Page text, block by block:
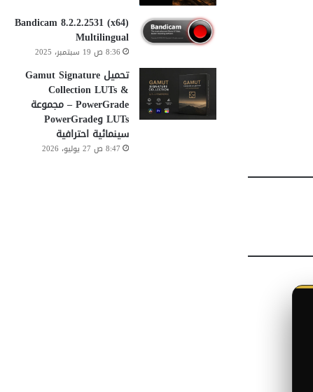
Bandicam 8.2.2.2531 (x64)
Multilingual
8:36 ص 19 سبتمبر، 2025
تحميل Gamut Signature
Collection LUTs &
PowerGrade – مجموعة
LUTs وPowerGrade
سينمائية احترافية
8:47 ص 27 يوليو، 2026